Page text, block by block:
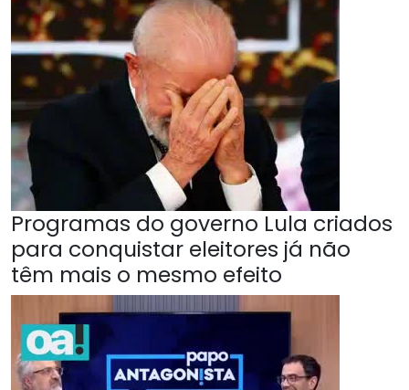
Programas do governo Lula criados
para conquistar eleitores já não
têm mais o mesmo efeito